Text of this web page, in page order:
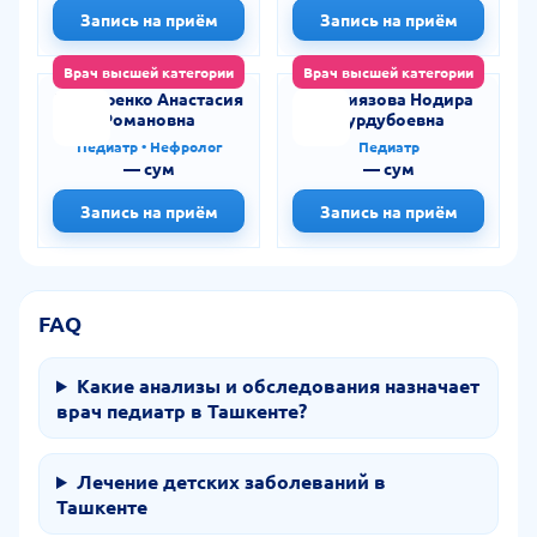
Запись на приём
Запись на приём
Врач высшей категории
Бондаренко Анастасия
Романовна
Педиатр • Нефролог
— сум
Запись на приём
Врач высшей категории
Илениязова Нодира
Дурдубоевна
Педиатр
— сум
Запись на приём
FAQ
Какие анализы и обследования назначает
врач педиатр в Ташкенте?
Лечение детских заболеваний в
Ташкенте